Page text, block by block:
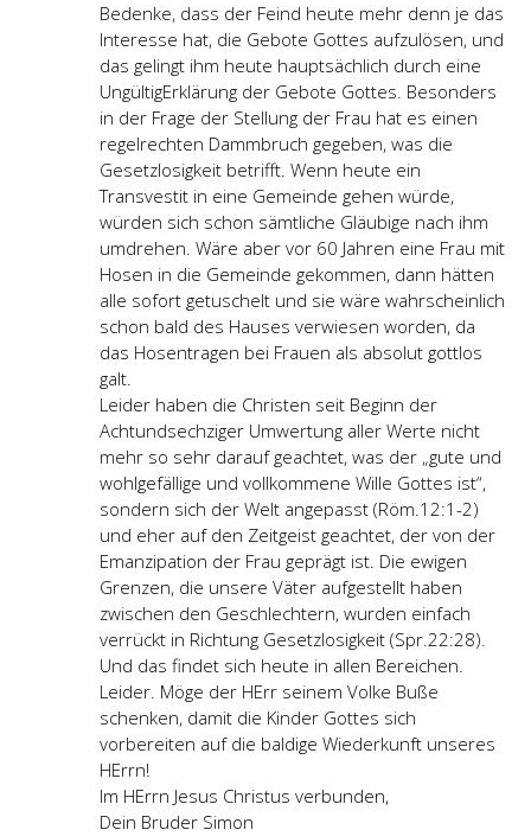
Bedenke, dass der Feind heute mehr denn je das
Interesse hat, die Gebote Gottes aufzulösen, und
das gelingt ihm heute hauptsächlich durch eine
UngültigErklärung der Gebote Gottes. Besonders
in der Frage der Stellung der Frau hat es einen
regelrechten Dammbruch gegeben, was die
Gesetzlosigkeit betrifft. Wenn heute ein
Transvestit in eine Gemeinde gehen würde,
würden sich schon sämtliche Gläubige nach ihm
umdrehen. Wäre aber vor 60 Jahren eine Frau mit
Hosen in die Gemeinde gekommen, dann hätten
alle sofort getuschelt und sie wäre wahrscheinlich
schon bald des Hauses verwiesen worden, da
das Hosentragen bei Frauen als absolut gottlos
galt.
Leider haben die Christen seit Beginn der
Achtundsechziger Umwertung aller Werte nicht
mehr so sehr darauf geachtet, was der „gute und
wohlgefällige und vollkommene Wille Gottes ist“,
sondern sich der Welt angepasst (Röm.12:1-2)
und eher auf den Zeitgeist geachtet, der von der
Emanzipation der Frau geprägt ist. Die ewigen
Grenzen, die unsere Väter aufgestellt haben
zwischen den Geschlechtern, wurden einfach
verrückt in Richtung Gesetzlosigkeit (Spr.22:28).
Und das findet sich heute in allen Bereichen.
Leider. Möge der HErr seinem Volke Buße
schenken, damit die Kinder Gottes sich
vorbereiten auf die baldige Wiederkunft unseres
HErrn!
Im HErrn Jesus Christus verbunden,
Dein Bruder Simon